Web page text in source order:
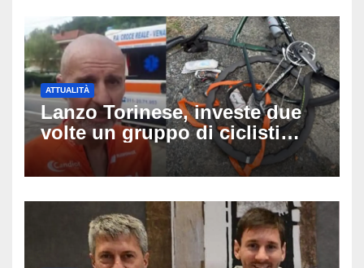
ATTUALITÀ
Lanzo Torinese, investe due
volte un gruppo di ciclisti
dopo una lite: arrestato
73enne, il racconto choc di un